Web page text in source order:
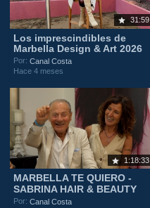
31:59
Los imprescindibles de
Marbella Design & Art 2026
Por:Canal Costa
Hace 4 meses
1:18:33
MARBELLA TE QUIERO -
SABRINA HAIR & BEAUTY
Por:Canal Costa